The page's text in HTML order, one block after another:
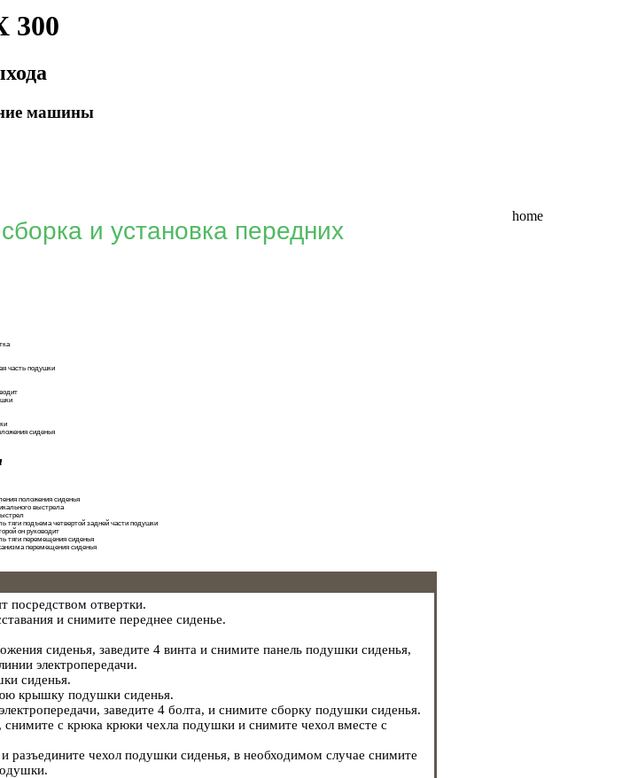
300
машины
и установка передних
часть подушки
сиденья
положения сиденья
выстрела
тяги подъема четвертой задней части подушки
он руководит
тяги перемещения сиденья
перемещения сиденья
посредством отвертки.
и снимите переднее сиденье.
сиденья, заведите 4 винта и снимите панель подушки сиденья,
электропередачи.
сиденья.
крышку подушки сиденья.
заведите 4 болта, и снимите сборку подушки сиденья.
с крюка крюки чехла подушки и снимите чехол вместе с
разъедините чехол подушки сиденья, в необходимом случае снимите
home